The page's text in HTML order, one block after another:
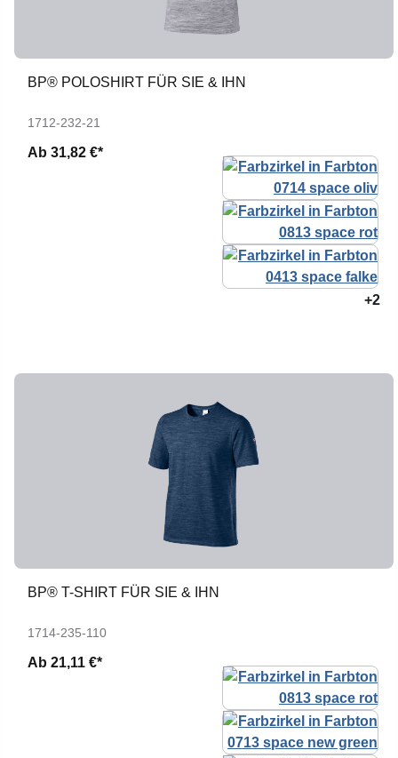
BP® POLOSHIRT FÜR SIE & IHN
1712-232-21
Ab 31,82 €*
+2
BP® T-SHIRT FÜR SIE & IHN
1714-235-110
Ab 21,11 €*